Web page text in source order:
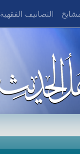
التصانيف الفقهية